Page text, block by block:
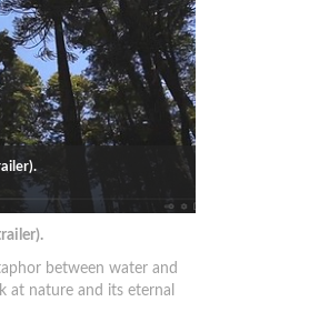
between water and
at nature and its eternal